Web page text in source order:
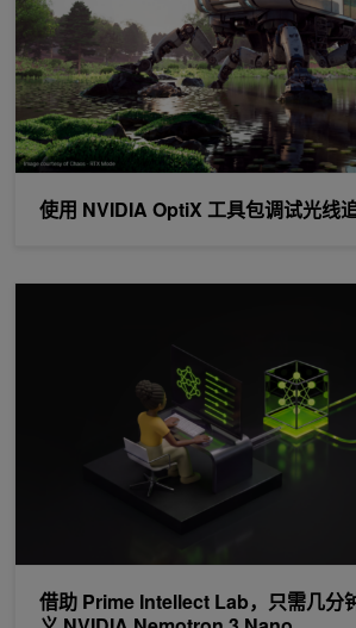
使用 NVIDIA OptiX 工具包调试光线
借助 Prime Intellect Lab，只需几分